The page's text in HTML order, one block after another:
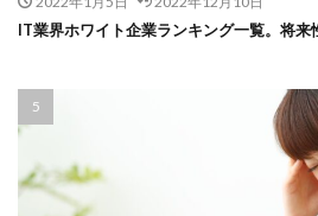
IT業界ホワイト企業ランキング一覧。将来